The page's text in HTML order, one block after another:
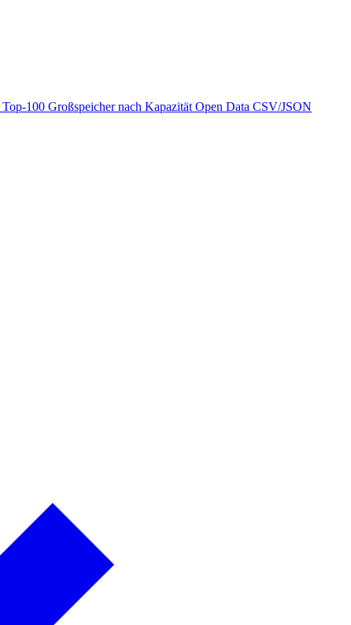
Top-100 Großspeicher nach Kapazität Open Data CSV/JSON